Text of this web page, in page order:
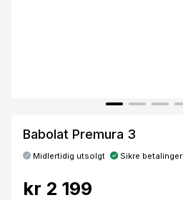
Babolat Premura 3
Midlertidig utsolgt Sikre betalinger
kr 2 199